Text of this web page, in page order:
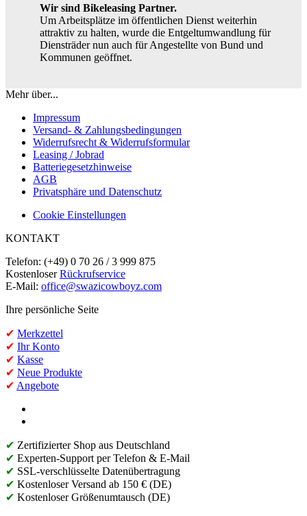
Wir sind Bikeleasing Partner.
Um Arbeitsplätze im öffentlichen Dienst weiterhin
attraktiv zu halten, wurde die Entgeltumwandlung für
Diensträder nun auch für Angestellte von Bund und
Kommunen geöffnet.
Mehr über...
Impressum
Versand- & Zahlungsbedingungen
Widerrufsrecht & Widerrufsformular
Leasing / Jobrad
Batteriegesetzhinweise
AGB
Privatsphäre und Datenschutz
Cookie Einstellungen
KONTAKT
Telefon: (+49) 0 70 26 / 3 999 875
KostenloserRückrufservice
E-Mail: office@swazicowboyz.com
Ihre persönliche Seite
✔ Merkzettel
✔ Ihr Konto
✔ Kasse
✔ Neue Produkte
✔ Angebote
✔ Zertifizierter Shop aus Deutschland
✔ Experten-Support per Telefon & E-Mail
✔ SSL-verschlüsselte Datenübertragung
✔ Kostenloser Versand ab 150 € (DE)
✔ Kostenloser Größenumtausch (DE)